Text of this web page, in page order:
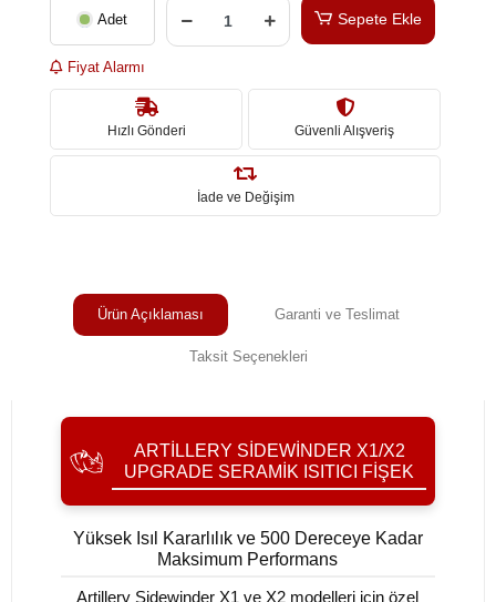
Adet Sepete Ekle
Fiyat Alarmı
Hızlı Gönderi Güvenli Alışveriş
İade ve Değişim
Ürün Açıklaması Garanti ve Teslimat
Taksit Seçenekleri
ARTILLERY SIDEWINDER X1/X2
UPGRADE SERAMIK ISITICI FIŞEK
Yüksek Isıl Kararlılık ve 500 Dereceye Kadar
Maksimum Performans
Artillery Sidewinder X1 ve X2 modelleri için özel